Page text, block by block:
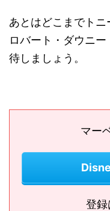
あとはどこまでトニ
ロバート・ダウニ
待しましょう。
マー
登録